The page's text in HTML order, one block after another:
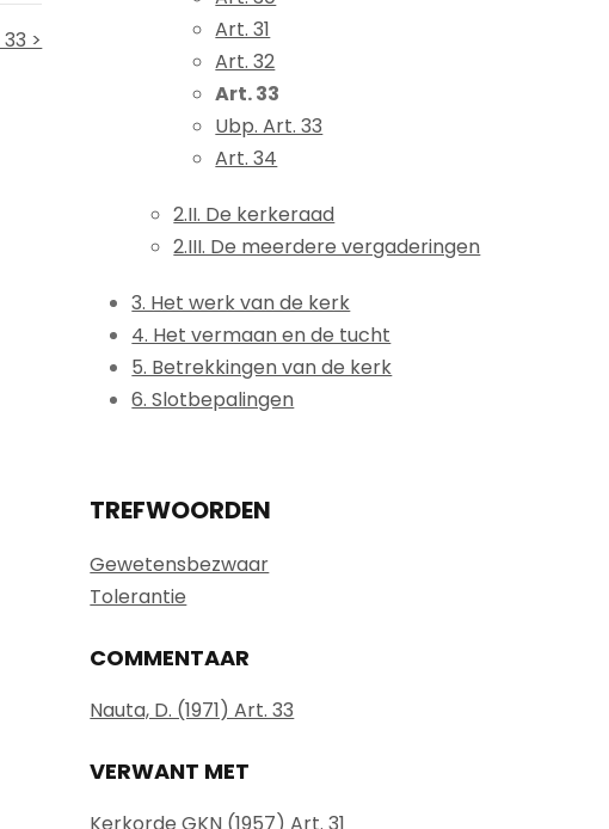
>
Art. 31
Art. 32
Art. 33
Ubp. Art. 33
Art. 34
2.II. De kerkeraad
2.III. De meerdere vergaderingen
3. Het werk van de kerk
4. Het vermaan en de tucht
5. Betrekkingen van de kerk
6. Slotbepalingen
TREFWOORDEN
Gewetensbezwaar
Tolerantie
COMMENTAAR
Nauta, D. (1971) Art. 33
VERWANT MET